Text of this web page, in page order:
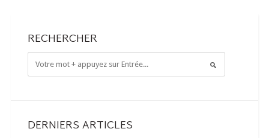
RECHERCHER
DERNIERS ARTICLES